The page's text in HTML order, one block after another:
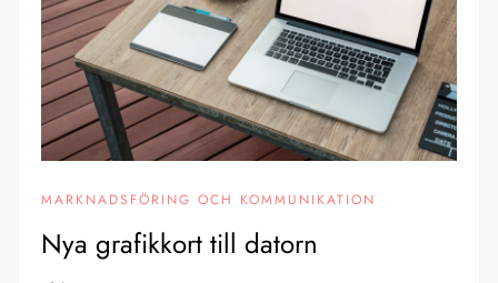
MARKNADSFÖRING OCH KOMMUNIKATION
Nya grafikkort till datorn